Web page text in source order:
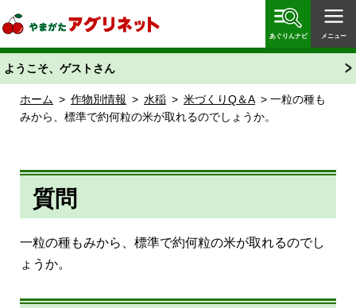
「あぐりん」
あぐりんナビ メニュー
ようこそ、ゲストさん
ホーム > 作物別情報 > 水稲 > 米づくりQ＆A > 一粒の種も
みから、標準で約何粒の米が取れるのでしょうか。
質問
一粒の種もみから、標準で約何粒の米が取れるのでし
ょうか。